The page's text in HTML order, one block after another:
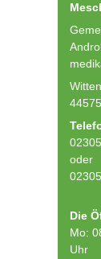
oder
Die
Mo:
Uhr